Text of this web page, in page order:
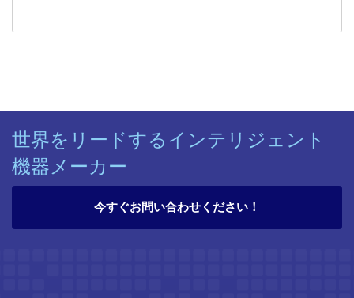
世界をリードするインテリジェント
機器メーカー
今すぐお問い合わせください！